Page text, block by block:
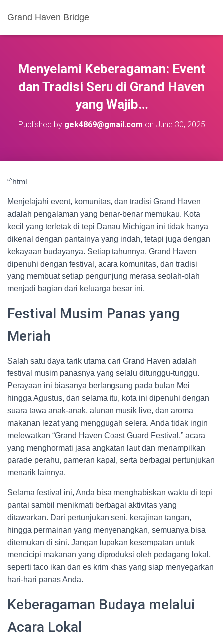
Grand Haven Bridge
Menyelami Keberagaman: Event
dan Tradisi Seru di Grand Haven
yang Wajib…
Published by gek4869@gmail.com on June 30, 2025
“`html
Menjelajahi event, komunitas, dan tradisi Grand Haven
adalah pengalaman yang benar-benar memukau. Kota
kecil yang terletak di tepi Danau Michigan ini tidak hanya
dikenal dengan pantainya yang indah, tetapi juga dengan
kekayaan budayanya. Setiap tahunnya, Grand Haven
dipenuhi dengan festival, acara komunitas, dan tradisi
yang membuat setiap pengunjung merasa seolah-olah
menjadi bagian dari keluarga besar ini.
Festival Musim Panas yang
Meriah
Salah satu daya tarik utama dari Grand Haven adalah
festival musim panasnya yang selalu ditunggu-tunggu.
Perayaan ini biasanya berlangsung pada bulan Mei
hingga Agustus, dan selama itu, kota ini dipenuhi dengan
suara tawa anak-anak, alunan musik live, dan aroma
makanan lezat yang menggugah selera. Anda tidak ingin
melewatkan “Grand Haven Coast Guard Festival,” acara
yang menghormati jasa angkatan laut dan menampilkan
parade perahu, pameran kapal, serta berbagai pertunjukan
menarik lainnya.
Selama festival ini, Anda bisa menghabiskan waktu di tepi
pantai sambil menikmati berbagai aktivitas yang
ditawarkan. Dari pertunjukan seni, kerajinan tangan,
hingga permainan yang menyenangkan, semuanya bisa
ditemukan di sini. Jangan lupakan kesempatan untuk
mencicipi makanan yang diproduksi oleh pedagang lokal,
seperti taco ikan dan es krim khas yang siap menyegarkan
hari-hari panas Anda.
Keberagaman Budaya melalui
Acara Lokal